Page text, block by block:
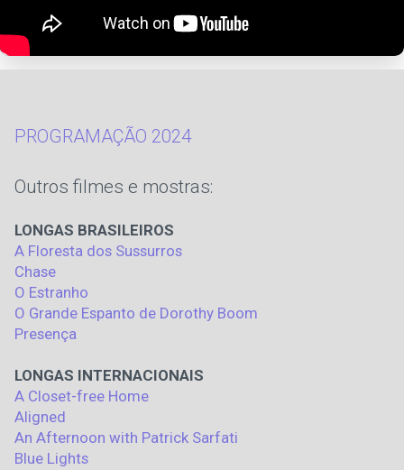
PROGRAMAÇÃO 2024
Outros filmes e mostras:
LONGAS BRASILEIROS
A Floresta dos Sussurros
Chase
O Estranho
O Grande Espanto de Dorothy Boom
Presença
LONGAS INTERNACIONAIS
A Closet-free Home
Aligned
An Afternoon with Patrick Sarfati
Blue Lights